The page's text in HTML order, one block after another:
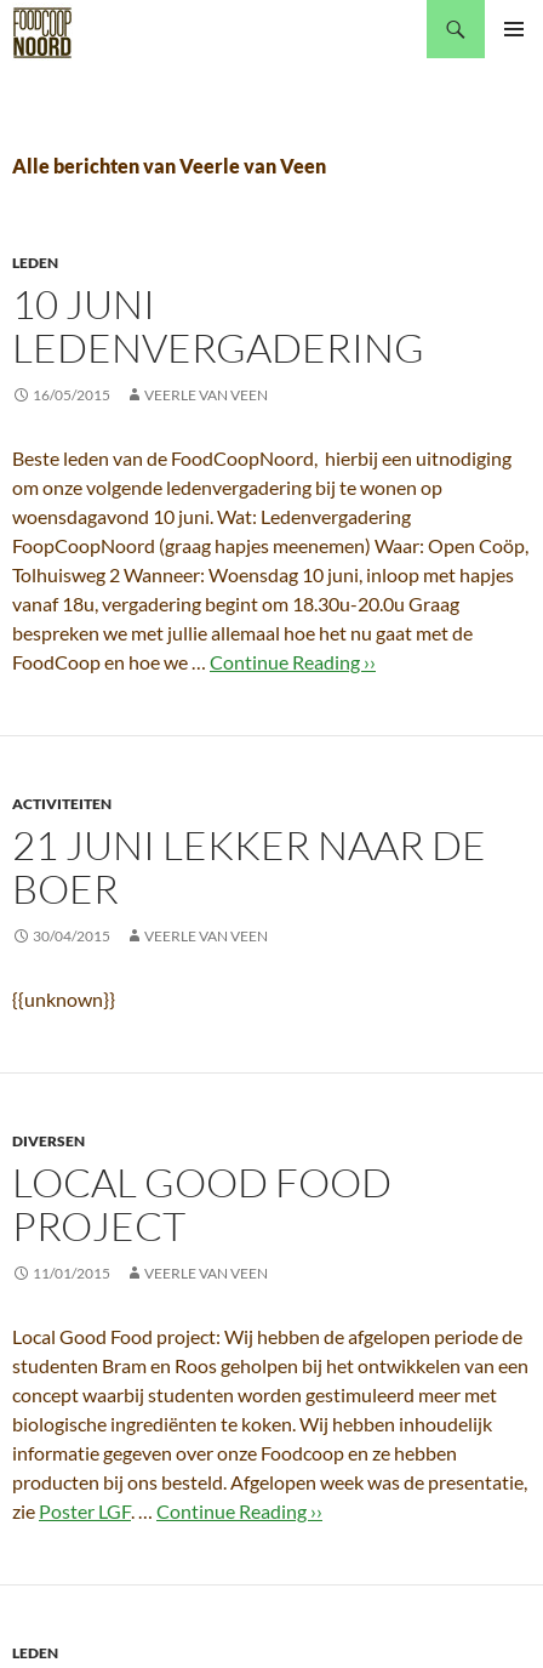
Zoeken
GA
Alle berichten van Veerle van Veen
LEDEN
10 JUNI
LEDENVERGADERING
16/05/2015 VEERLE VAN VEEN
Beste leden van de FoodCoopNoord, hierbij een uitnodiging
om onze volgende ledenvergadering bij te wonen op
woensdagavond 10 juni. Wat: Ledenvergadering
FoopCoopNoord (graag hapjes meenemen) Waar: Open Coöp,
Tolhuisweg 2 Wanneer: Woensdag 10 juni, inloop met hapjes
vanaf 18u, vergadering begint om 18.30u-20.0u Graag
bespreken we met jullie allemaal hoe het nu gaat met de
FoodCoop en hoe we … Continue Reading ››
ACTIVITEITEN
21 JUNI LEKKER NAAR DE
BOER
30/04/2015 VEERLE VAN VEEN
{{unknown}}
DIVERSEN
LOCAL GOOD FOOD
PROJECT
11/01/2015 VEERLE VAN VEEN
Local Good Food project: Wij hebben de afgelopen periode de
studenten Bram en Roos geholpen bij het ontwikkelen van een
concept waarbij studenten worden gestimuleerd meer met
biologische ingrediënten te koken. Wij hebben inhoudelijk
informatie gegeven over onze Foodcoop en ze hebben
producten bij ons besteld. Afgelopen week was de presentatie,
zie Poster LGF. … Continue Reading ››
LEDEN